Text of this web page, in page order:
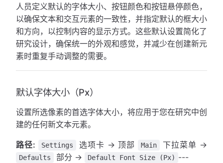
人员定义默认的字体大小、按钮颜色和按钮悬停颜色，
以确保文本和交互元素的一致性，并指定默认的框大小
和方向，以控制内容的显示方式。这些默认设置简化了
研究设计，确保统一的外观和感觉，并减少在创建新元
素时重复手动调整的需要。
默认字体大小（Px）
设置所选像素的首选字体大小，将应用于您在研究中创
建的任何新文本元素。
路径: Settings 选项卡 → 顶部 Main 下拉菜单 →
Defaults 部分 → Default Font Size (Px) ---